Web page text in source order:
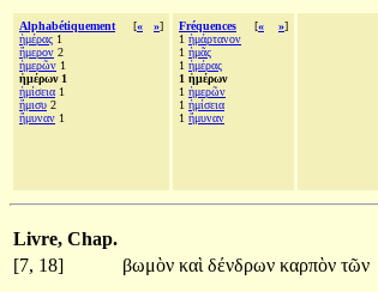
Alphabétiquement [« »]
ἡμέρας 1
ἥμερον 2
ἡμερῶν 1
ἡμέρων 1
ἡμίσεια 1
ἥμισυ 2
ἤμυναν 1
Fréquences [« »]
1 ἡμάρτανον
1 ἡμᾶς
1 ἡμέρας
1 ἡμέρων
1 ἡμερῶν
1 ἡμίσεια
1 ἤμυναν
Livre, Chap.
[7, 18]
βωμὸν καὶ δένδρων καρπὸν τῶν